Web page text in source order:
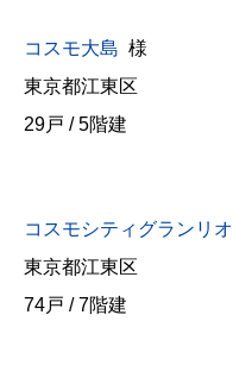
コスモ大島 様
東京都江東区
29戸 / 5階建
コスモシティグランリオ
東京都江東区
74戸 / 7階建